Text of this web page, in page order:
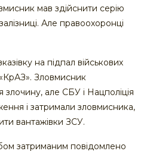
мав здійснити серію
Але правоохоронці
на підпал військових
Зловмисник
злочину, але СБУ і Нацполіція
і затримали зловмисника,
вантажівки ЗСУ.
затриманим повідомлено